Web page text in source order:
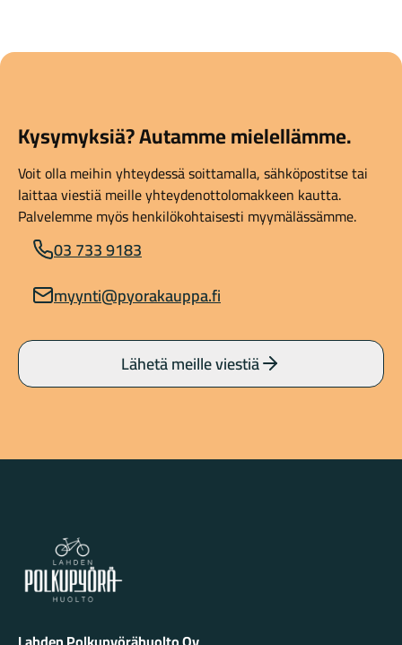
Kysymyksiä? Autamme mielellämme.
Voit olla meihin yhteydessä soittamalla, sähköpostitse tai
laittaa viestiä meille yhteydenottolomakkeen kautta.
Palvelemme myös henkilökohtaisesti myymälässämme.
03 733 9183
myynti@pyorakauppa.fi
Lähetä meille viestiä
Lahden Polkupyörähuolto - etusivulle